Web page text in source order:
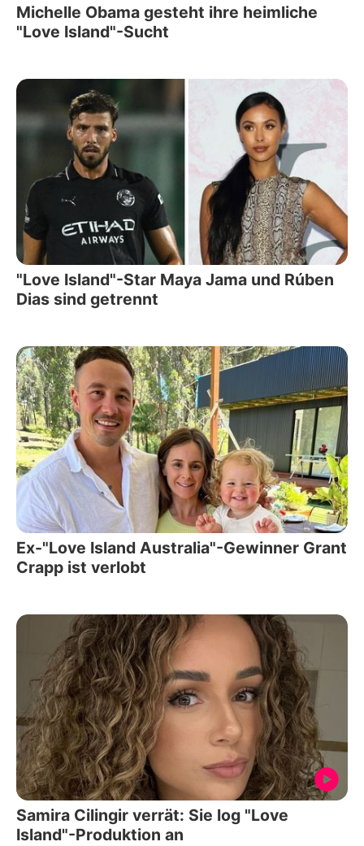
Michelle Obama gesteht ihre heimliche
"Love Island"-Sucht
"Love Island"-Star Maya Jama und Rúben
Dias sind getrennt
Ex-"Love Island Australia"-Gewinner Grant
Crapp ist verlobt
Samira Cilingir verrät: Sie log "Love
Island"-Produktion an